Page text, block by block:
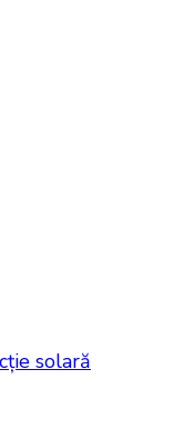
solară